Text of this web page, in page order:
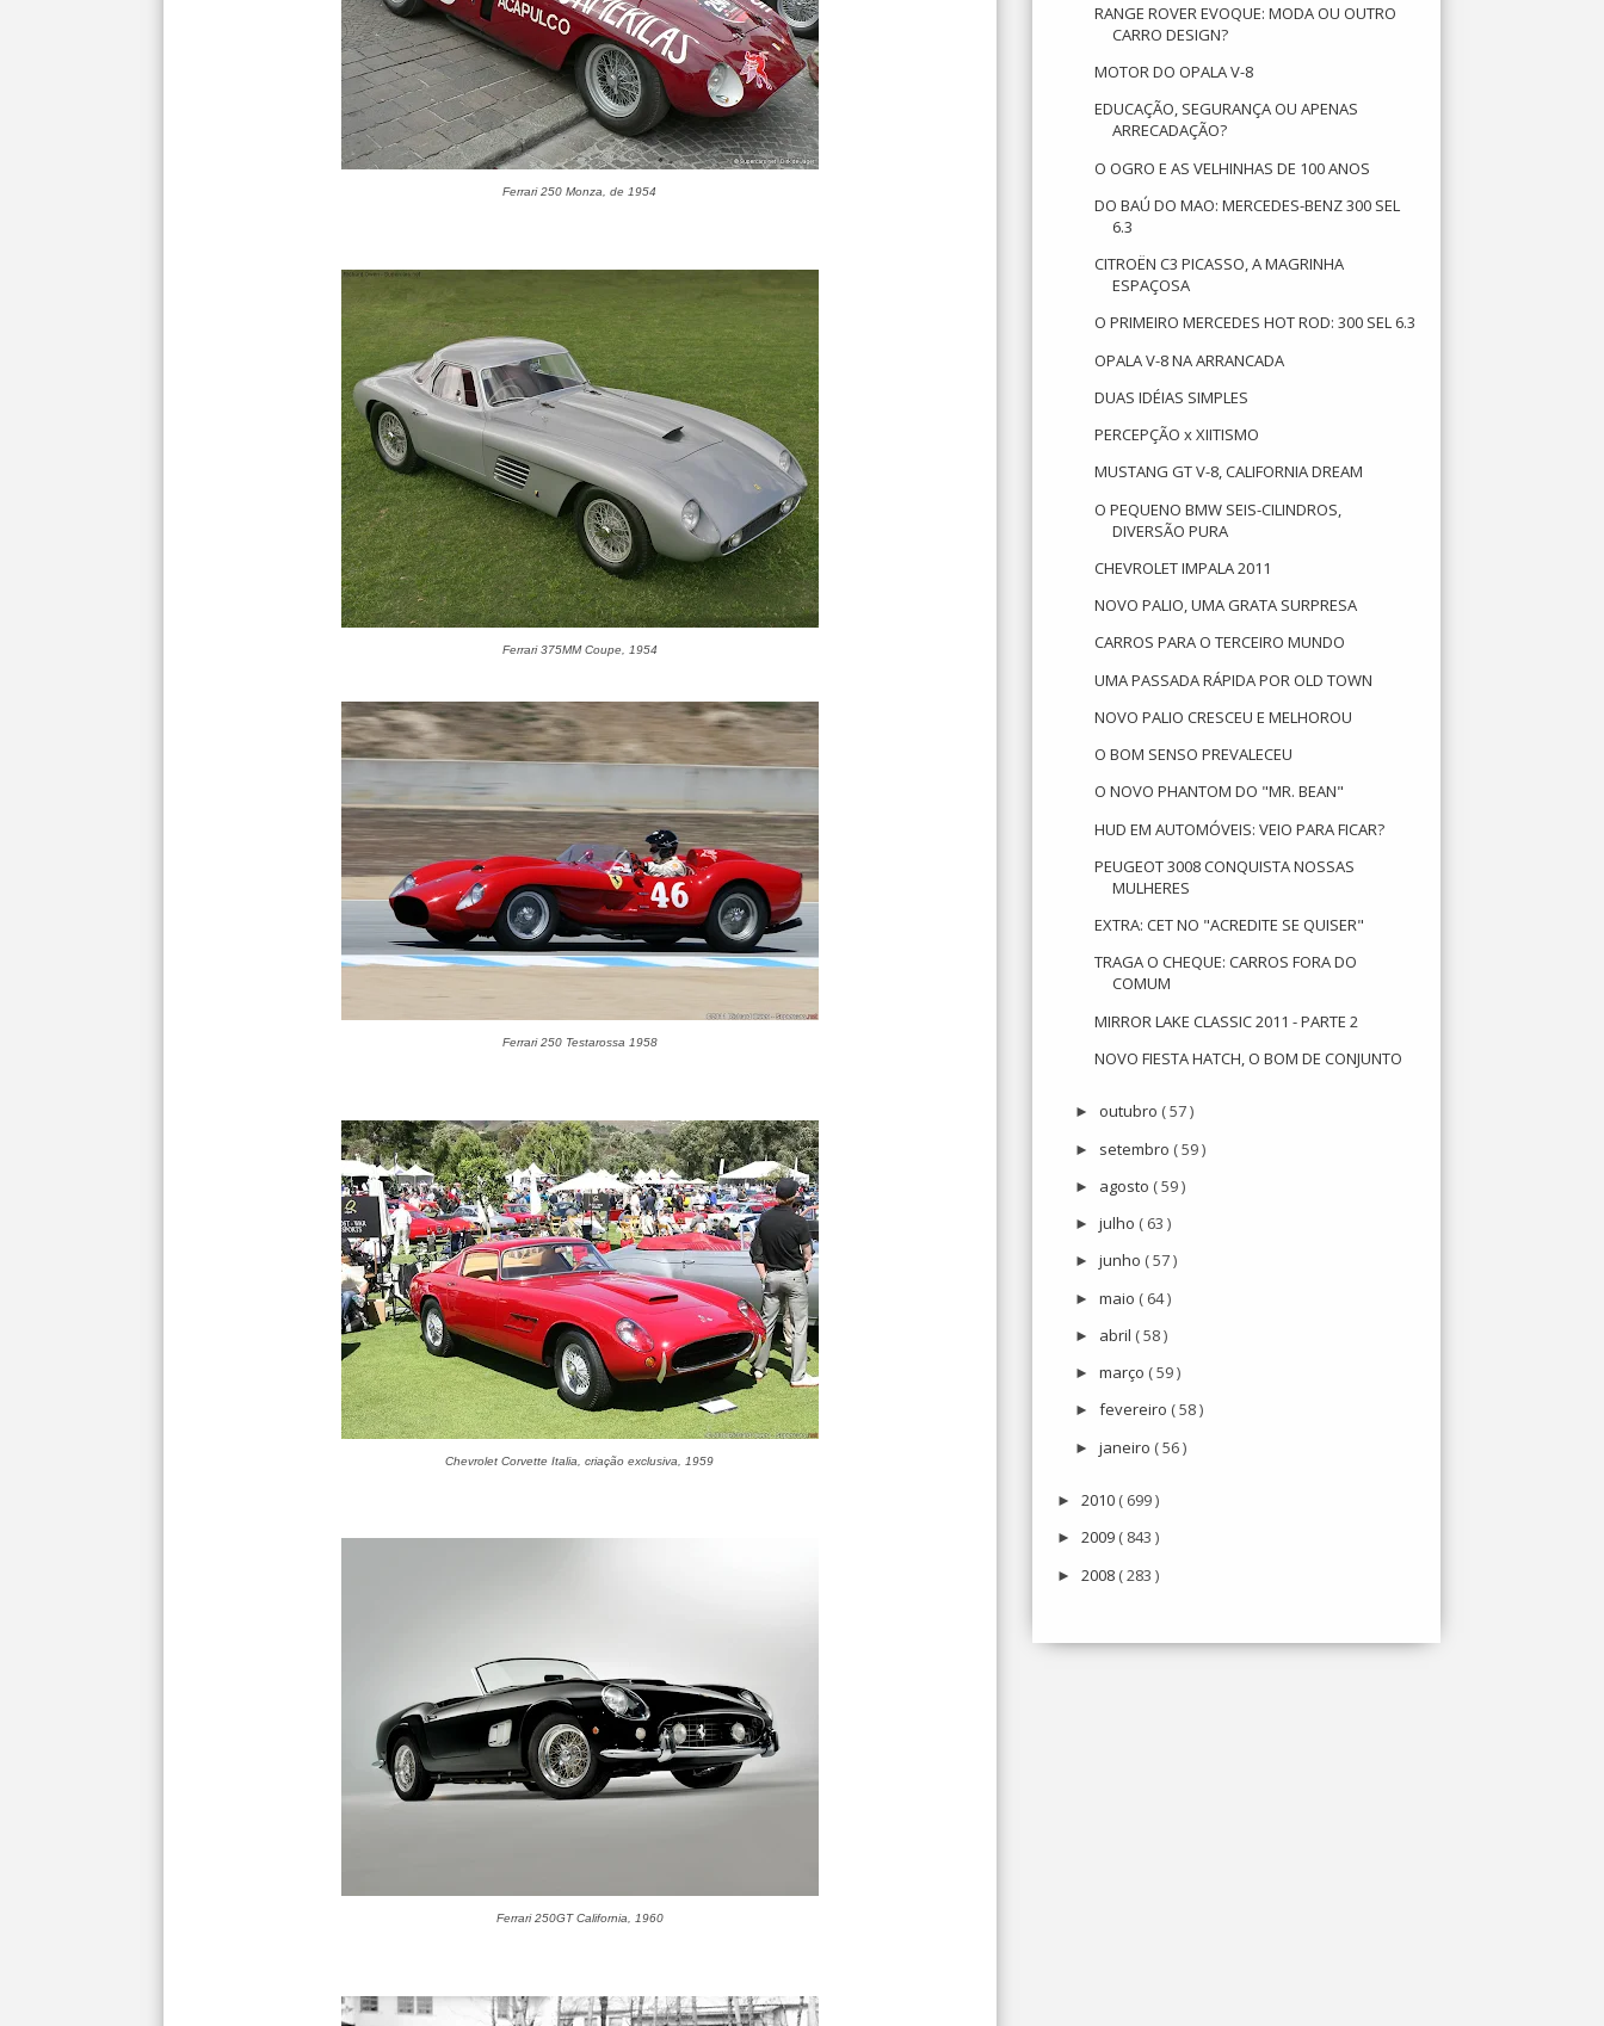
Ferrari 250 Monza, de 1954
Ferrari 375MM Coupe, 1954
Ferrari 250 Testarossa 1958
Chevrolet Corvette Italia, criação exclusiva, 1959
Ferrari 250GT California, 1960
RANGE ROVER EVOQUE: MODA OU OUTRO
CARRO DESIGN?
MOTOR DO OPALA V-8
EDUCAÇÃO, SEGURANÇA OU APENAS
ARRECADAÇÃO?
O OGRO E AS VELHINHAS DE 100 ANOS
DO BAÚ DO MAO: MERCEDES-BENZ 300 SEL
6.3
CITROËN C3 PICASSO, A MAGRINHA
ESPAÇOSA
O PRIMEIRO MERCEDES HOT ROD: 300 SEL 6.3
OPALA V-8 NA ARRANCADA
DUAS IDÉIAS SIMPLES
PERCEPÇÃO x XIITISMO
MUSTANG GT V-8, CALIFORNIA DREAM
O PEQUENO BMW SEIS-CILINDROS,
DIVERSÃO PURA
CHEVROLET IMPALA 2011
NOVO PALIO, UMA GRATA SURPRESA
CARROS PARA O TERCEIRO MUNDO
UMA PASSADA RÁPIDA POR OLD TOWN
NOVO PALIO CRESCEU E MELHOROU
O BOM SENSO PREVALECEU
O NOVO PHANTOM DO "MR. BEAN"
HUD EM AUTOMÓVEIS: VEIO PARA FICAR?
PEUGEOT 3008 CONQUISTA NOSSAS
MULHERES
EXTRA: CET NO "ACREDITE SE QUISER"
TRAGA O CHEQUE: CARROS FORA DO
COMUM
MIRROR LAKE CLASSIC 2011 - PARTE 2
NOVO FIESTA HATCH, O BOM DE CONJUNTO
► outubro ( 57 )
► setembro ( 59 )
► agosto ( 59 )
►julho ( 63 )
►junho ( 57 )
►maio ( 64 )
► abril ( 58 )
►março ( 59 )
►fevereiro ( 58 )
►janeiro ( 56 )
► 2010 ( 699 )
► 2009 ( 843 )
► 2008 ( 283 )